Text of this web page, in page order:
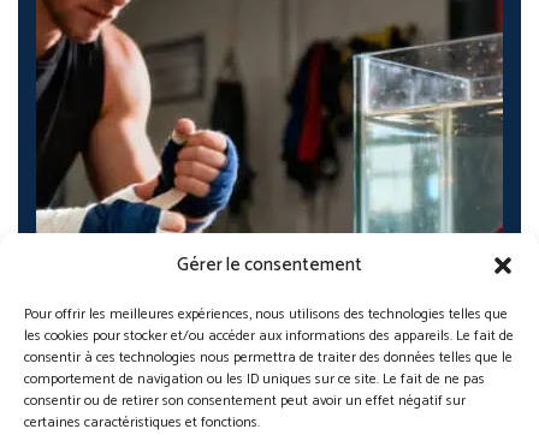
Gérer le consentement
Pour offrir les meilleures expériences, nous utilisons des technologies telles que
les cookies pour stocker et/ou accéder aux informations des appareils. Le fait de
consentir à ces technologies nous permettra de traiter des données telles que le
comportement de navigation ou les ID uniques sur ce site. Le fait de ne pas
consentir ou de retirer son consentement peut avoir un effet négatif sur
certaines caractéristiques et fonctions.